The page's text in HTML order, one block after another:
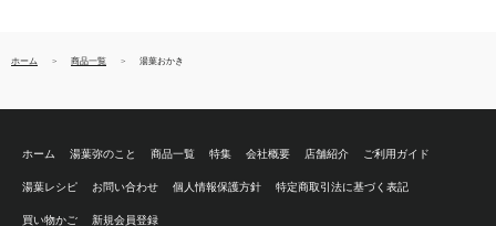
ホーム 商品一覧 湯葉おかき
ホーム 湯葉弥のこと 商品一覧 特集 会社概要 店舗紹介 ご利用ガイド
湯葉レシピ お問い合わせ 個人情報保護方針 特定商取引法に基づく表記
買い物かご 新規会員登録